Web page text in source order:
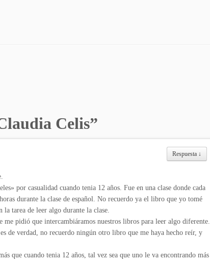
Celis”
Respuesta ↓
por casualidad cuando tenia 12 años. Fue en una clase donde cada
durante la clase de español. No recuerdo ya el libro que yo tomé
tarea de leer algo durante la clase.
me pidió que intercambiáramos nuestros libros para leer algo diferente.
de verdad, no recuerdo ningún otro libro que me haya hecho reír, y
que cuando tenia 12 años, tal vez sea que uno le va encontrando más